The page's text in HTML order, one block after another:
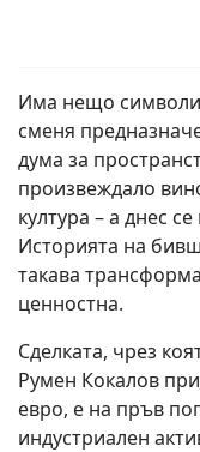
Има нещо
сменя
дума за
произвеждало
култура – а днес
Историята на
такава
ценностна.
Сделката, чрез
Румен Кокалов
евро, е на пръв
индустриален